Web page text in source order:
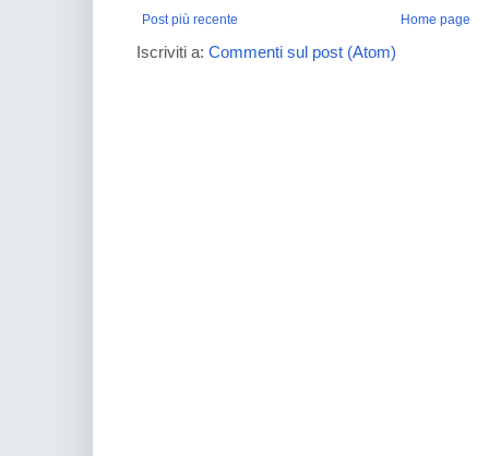
Post più recente Home page
Iscriviti a: Commenti sul post (Atom)